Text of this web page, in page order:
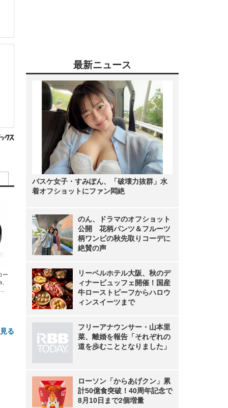
ー
る
最新ニュース
バスケ女子・すみぽん、「破壊力抜群」水
着オフショットにファン悶絶
のん、ドラマのオフショット
公開 花柄パンツ＆フルーツ
柄ワンピの秋先取りコーデに
絶賛の声
リーベルホテル大阪、秋のデ
ィナービュッフェ開催！国産
牛ローストビーフからハロウ
ィンスイーツまで
フリーアナウンサー・山本里
菜、離婚を報告「それぞれの
道を歩むこととなりました」
ローソン「からあげクン」累
計50億食突破！40周年記念で
8月10日まで2個増量